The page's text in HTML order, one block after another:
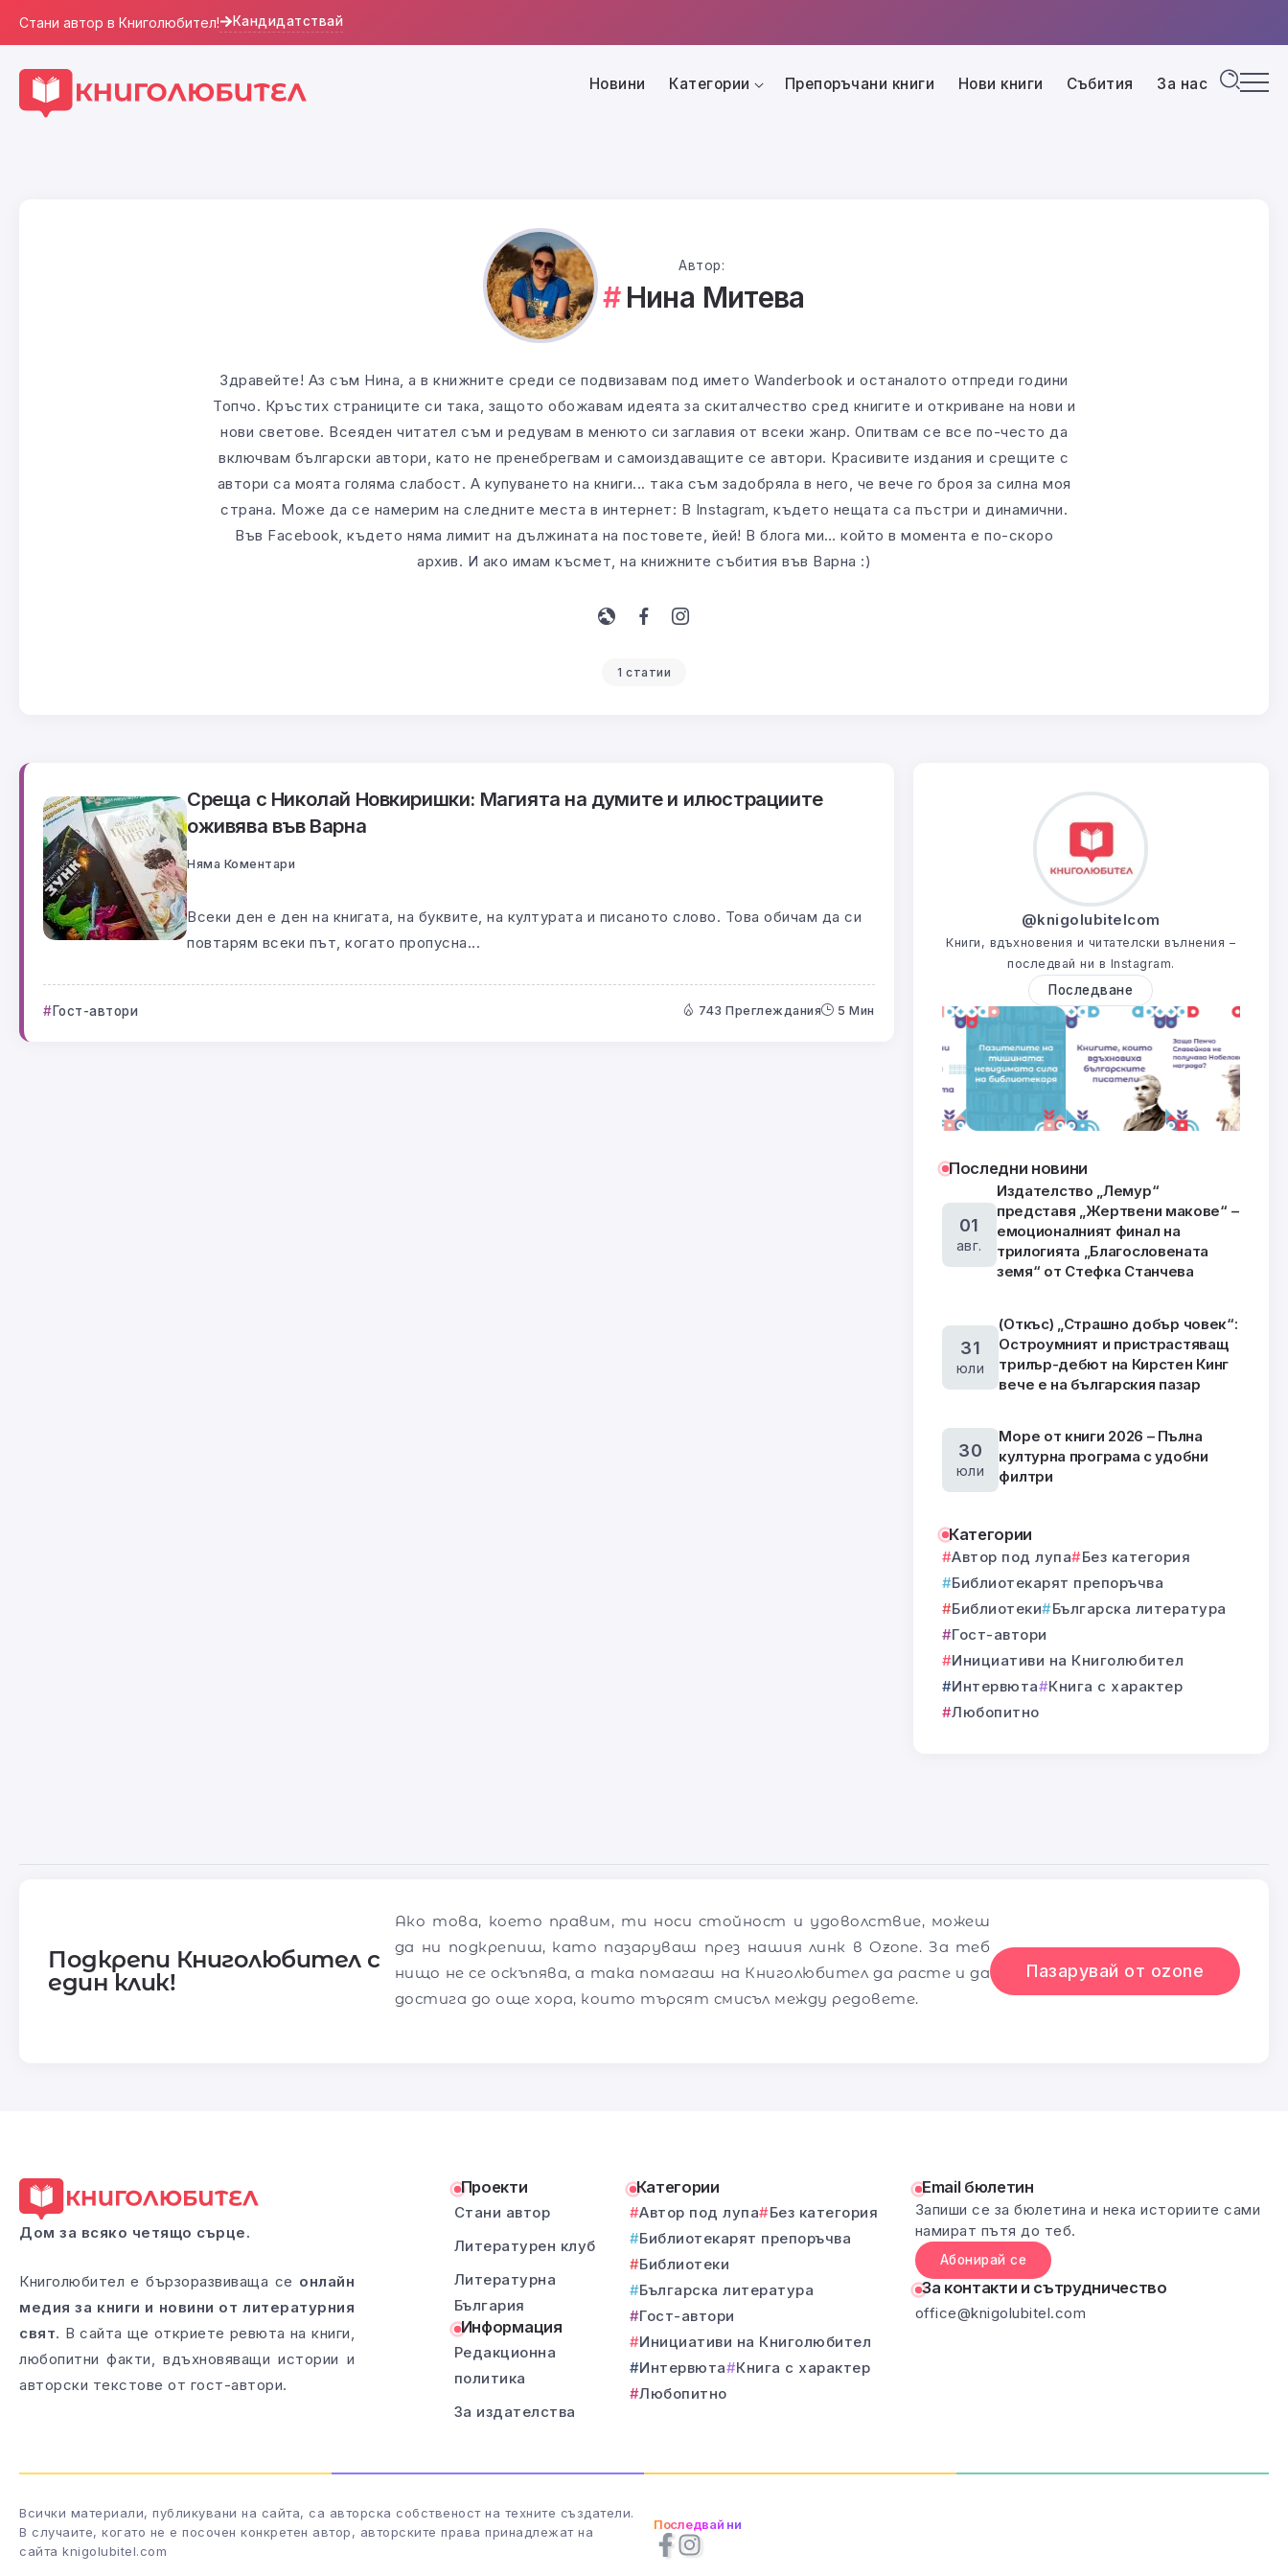
Стани автор в Книголюбител! Кандидатствай
Новини Категории Препоръчани книги Нови книги Събития За нас
Автор:
Нина Митева
Здравейте! Аз съм Нина, а в книжните среди се подвизавам под името Wanderbook и останалото отпреди години
Топчо. Кръстих страниците си така, защото обожавам идеята за скиталчество сред книгите и откриване на нови и
нови светове. Всеяден читател съм и редувам в менюто си заглавия от всеки жанр. Опитвам се все по-често да
включвам български автори, като не пренебрегвам и самоиздаващите се автори. Красивите издания и срещите с
автори са моята голяма слабост. А купуването на книги... така съм задобряла в него, че вече го броя за силна моя
страна. Може да се намерим на следните места в интернет: В Instagram, където нещата са пъстри и динамични.
Във Facebook, където няма лимит на дължината на постовете, йей! В блога ми… който в момента е по-скоро
архив. И ако имам късмет, на книжните събития във Варна :)
1 статии
Среща с Николай Новкиришки: Магията на думите и илюстрациите
оживява във Варна
Няма Коментари
Всеки ден е ден на книгата, на буквите, на културата и писаното слово. Това обичам да си
повтарям всеки път, когато пропусна...
Гост-автори 743 Преглеждания 5 Мин
@knigolubitelcom
Книги, вдъхновения и читателски вълнения –
последвай ни в Instagram.
Последване
Последни новини
01
авг.
Издателство „Лемур“
представя „Жертвени макове“ –
емоционалният финал на
трилогията „Благословената
земя“ от Стефка Станчева
31
юли
(Откъс) „Страшно добър човек“:
Остроумният и пристрастяващ
трилър-дебют на Кирстен Кинг
вече е на българския пазар
30
юли
Море от книги 2026 – Пълна
културна програма с удобни
филтри
Категории
Автор под лупа
Без категория
Библиотекарят препоръчва
Библиотеки
Българска литература
Гост-автори
Инициативи на Книголюбител
Интервюта
Книга с характер
Любопитно
Подкрепи Книголюбител с
един клик!
Ако това, което правим, ти носи стойност и удоволствие, можеш
да ни подкрепиш, като пазаруваш през нашия линк в Ozone. За теб
нищо не се оскъпява, а така помагаш на Книголюбител да расте и да
достига до още хора, които търсят смисъл между редовете.
Пазарувай от ozone
Дом за всяко четящо сърце.
Книголюбител е бързоразвиваща се онлайн
медия за книги и новини от литературния
свят. В сайта ще откриете ревюта на книги,
любопитни факти, вдъхновяващи истории и
авторски текстове от гост-автори.
Проекти
Стани автор
Литературен клуб
Литературна
България
Информация
Редакционна
политика
За издателства
Категории
Автор под лупа
Без категория
Библиотекарят препоръчва
Библиотеки
Българска литература
Гост-автори
Инициативи на Книголюбител
Интервюта
Книга с характер
Любопитно
Email бюлетин
Запиши се за бюлетина и нека историите сами
намират пътя до теб.
Абонирай се
За контакти и сътрудничество
office@knigolubitel.com
Всички материали, публикувани на сайта, са авторска собственост на техните създатели.
В случаите, когато не е посочен конкретен автор, авторските права принадлежат на
сайта knigolubitel.com
Последвай ни